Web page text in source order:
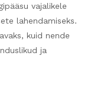
vajalikele
lahendamiseks.
kuid nende
ja